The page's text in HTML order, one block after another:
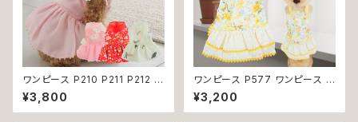
ワンピース P210 P211 P212 犬
イエロー ピンク ホワイト レッド
レモン 蝶 フラワー 猫 ペット 服
犬服 犬の服 犬洋服 犬の洋服
¥3,800
ワンピース P577 ワンピース ド
レス ハンドメイド 花 スカート ト
ップス ティアードスカート 春 夏
パピー 小型犬 犬 猫 ペット 服
¥3,200